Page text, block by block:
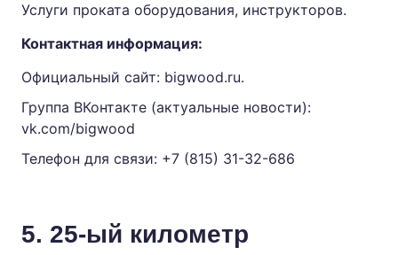
Услуги проката оборудования, инструкторов.
Контактная информация:
Официальный сайт: bigwood.ru.
Группа ВКонтакте (актуальные новости):
vk.com/bigwood
Телефон для связи: +7 (815) 31-32-686
5. 25-ый километр